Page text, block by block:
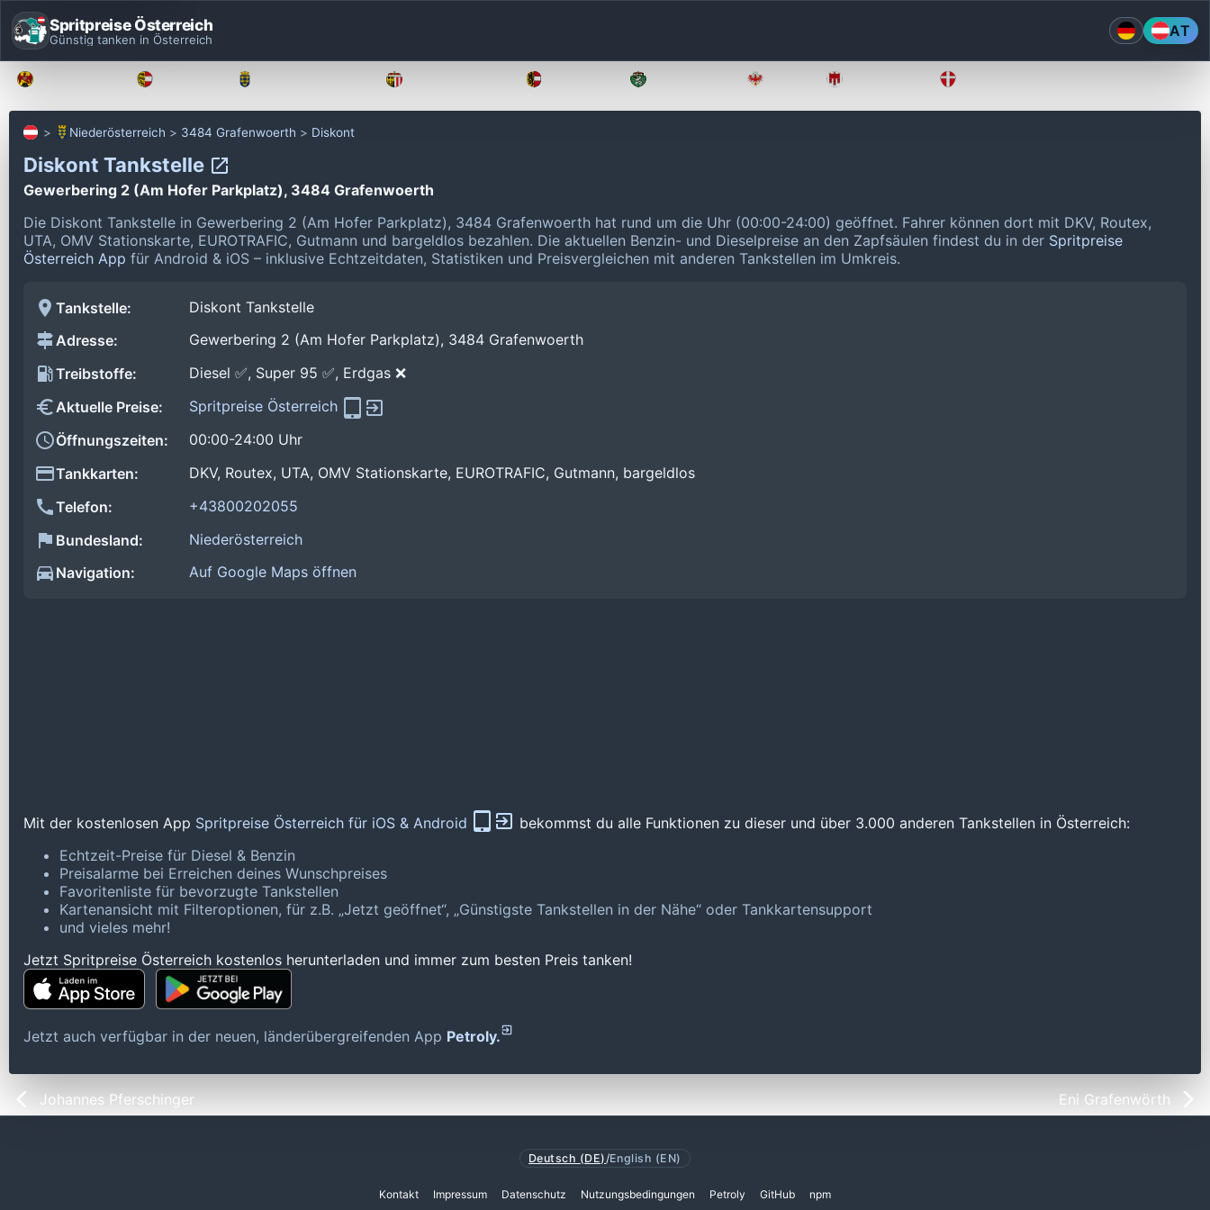
Spritpreise Österreich
Günstig tanken in Österreich AT
Niederösterreich 3484 Grafenwoerth Diskont
Diskont Tankstelle
Gewerbering 2 (Am Hofer Parkplatz), 3484 Grafenwoerth
Die Diskont Tankstelle in Gewerbering 2 (Am Hofer Parkplatz), 3484 Grafenwoerth hat rund um die Uhr (00:00-24:00) geöffnet. Fahrer können dort mit DKV, Routex,
UTA, OMV Stationskarte, EUROTRAFIC, Gutmann und bargeldlos bezahlen. Die aktuellen Benzin- und Dieselpreise an den Zapfsäulen findest du in der Spritpreise
Österreich App für Android & iOS – inklusive Echtzeitdaten, Statistiken und Preisvergleichen mit anderen Tankstellen im Umkreis.
Tankstelle:
Diskont Tankstelle
Adresse:
Gewerbering 2 (Am Hofer Parkplatz), 3484 Grafenwoerth
Treibstoffe:
Diesel ✅, Super 95 ✅, Erdgas ❌
Aktuelle Preise:
Spritpreise Österreich
Öffnungszeiten:
00:00-24:00 Uhr
Tankkarten:
DKV, Routex, UTA, OMV Stationskarte, EUROTRAFIC, Gutmann, bargeldlos
Telefon:
+43800202055
Bundesland:
Niederösterreich
Navigation:
Auf Google Maps öffnen
Mit der kostenlosen App Spritpreise Österreich für iOS & Android
bekommst du alle Funktionen zu dieser und über 3.000 anderen Tankstellen in Österreich:
Echtzeit-Preise für Diesel & Benzin
Preisalarme bei Erreichen deines Wunschpreises
Favoritenliste für bevorzugte Tankstellen
Kartenansicht mit Filteroptionen, für z.B. „Jetzt geöffnet“, „Günstigste Tankstellen in der Nähe“ oder Tankkartensupport
und vieles mehr!
Jetzt Spritpreise Österreich kostenlos herunterladen und immer zum besten Preis tanken!
Jetzt auch verfügbar in der neuen, länderübergreifenden App Petroly.
Johannes Pferschinger Eni Grafenwörth
Deutsch (DE) /English (EN)
Kontakt Impressum Datenschutz Nutzungsbedingungen Petroly GitHub npm